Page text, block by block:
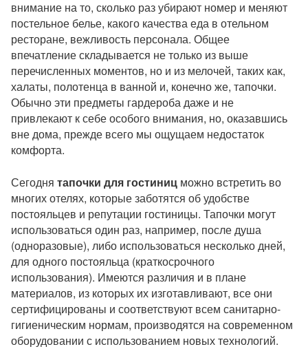
внимание на то, сколько раз убирают номер и меняют
постельное белье, какого качества еда в отельном
ресторане, вежливость персонала. Общее
впечатление складывается не только из выше
перечисленных моментов, но и из мелочей, таких как,
халаты, полотенца в ванной и, конечно же, тапочки.
Обычно эти предметы гардероба даже и не
привлекают к себе особого внимания, но, оказавшись
вне дома, прежде всего мы ощущаем недостаток
комфорта.
Сегодня тапочки для гостиниц можно встретить во
многих отелях, которые заботятся об удобстве
постояльцев и репутации гостиницы. Тапочки могут
использоваться один раз, например, после душа
(одноразовые), либо использоваться несколько дней,
для одного постояльца (краткосрочного
использования). Имеются различия и в плане
материалов, из которых их изготавливают, все они
сертифицированы и соответствуют всем санитарно-
гигиеническим нормам, производятся на современном
оборудовании с использованием новых технологий.